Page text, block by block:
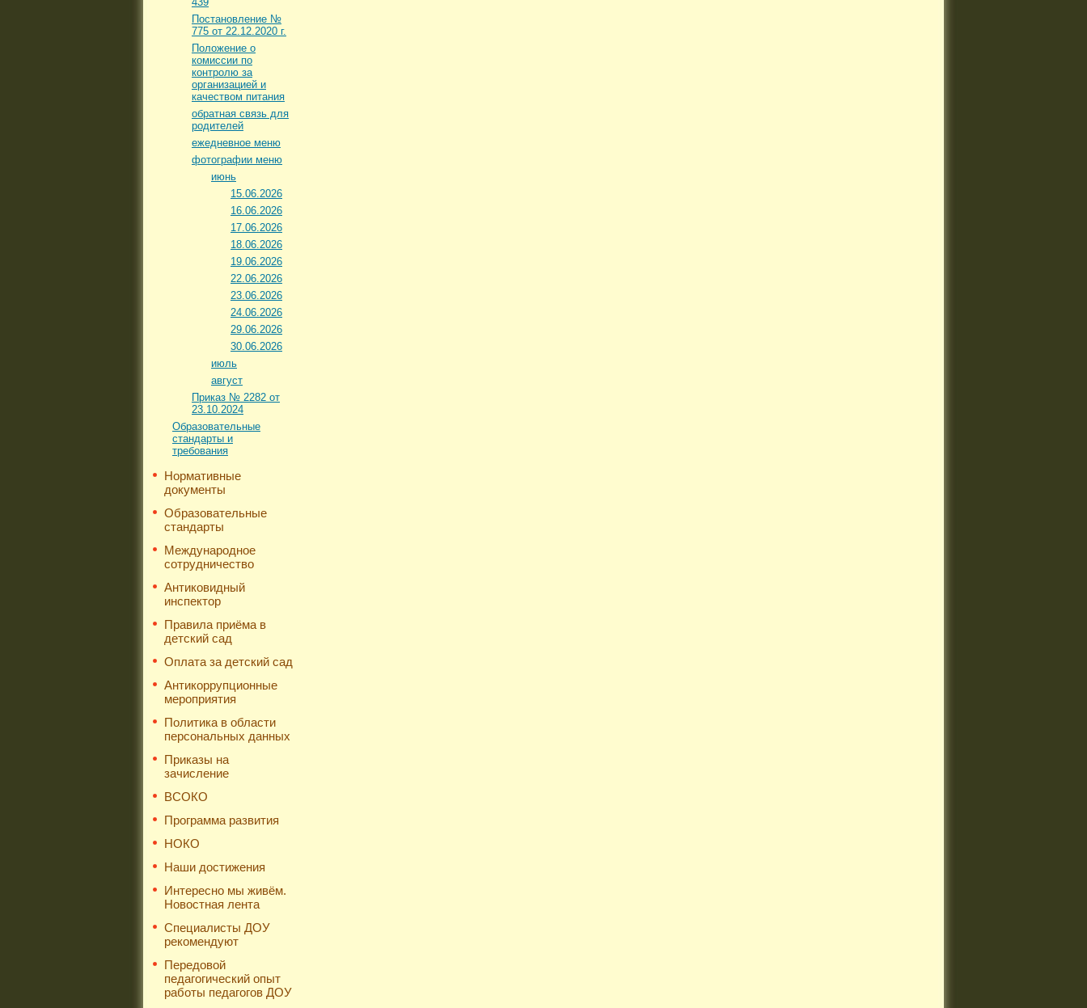
Постановление №
775 от 22.12.2020 г.
Положение о
комиссии по
контролю за
организацией и
качеством питания
обратная связь для
родителей
ежедневное меню
фотографии меню
июнь
15.06.2026
16.06.2026
17.06.2026
18.06.2026
19.06.2026
22.06.2026
23.06.2026
24.06.2026
29.06.2026
30.06.2026
июль
август
Приказ № 2282 от
23.10.2024
Образовательные
стандарты и
требования
Нормативные
документы
Образовательные
стандарты
Международное
сотрудничество
Антиковидный
инспектор
Правила приёма в
детский сад
Оплата за детский сад
Антикоррупционные
мероприятия
Политика в области
персональных данных
Приказы на
зачисление
ВСОКО
Программа развития
НОКО
Наши достижения
Интересно мы живём.
Новостная лента
Специалисты ДОУ
рекомендуют
Передовой
педагогический опыт
работы педагогов ДОУ